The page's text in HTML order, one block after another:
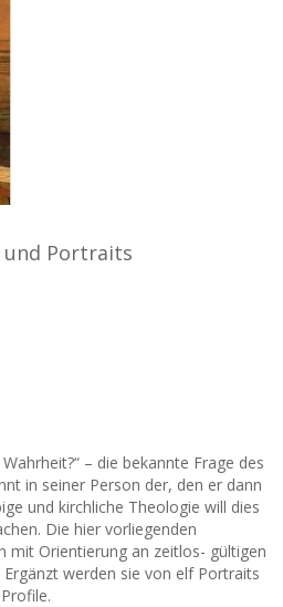
und Portraits
– die bekannte Frage des
in seiner Person der, den er dann
und kirchliche Theologie will dies
Die hier vorliegenden
mit Orientierung an zeitlos- gültigen
werden sie von elf Portraits